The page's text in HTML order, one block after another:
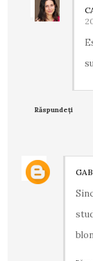
Răspundeți